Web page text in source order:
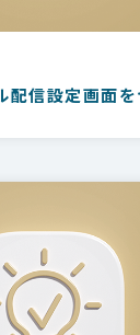
配信設定画面を